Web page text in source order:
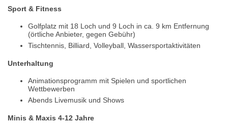
Sport & Fitness
Golfplatz mit 18 Loch und 9 Loch in ca. 9 km Entfernung
(örtliche Anbieter, gegen Gebühr)
Tischtennis, Billiard, Volleyball, Wassersportaktivitäten
Unterhaltung
Animationsprogramm mit Spielen und sportlichen
Wettbewerben
Abends Livemusik und Shows
Minis & Maxis 4-12 Jahre